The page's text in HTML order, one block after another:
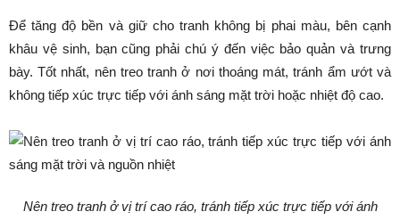
Để tăng độ bền và giữ cho tranh không bị phai màu, bên cạnh
khâu vệ sinh, bạn cũng phải chú ý đến việc bảo quản và trưng
bày. Tốt nhất, nên treo tranh ở nơi thoáng mát, tránh ẩm ướt và
không tiếp xúc trực tiếp với ánh sáng mặt trời hoặc nhiệt độ cao.
Nên treo tranh ở vị trí cao ráo, tránh tiếp xúc trực tiếp với ánh